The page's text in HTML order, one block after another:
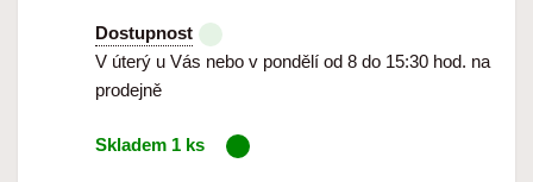
Dostupnost
V úterý u Vás nebo v pondělí od 8 do 15:30 hod. na
prodejně
Skladem 1 ks